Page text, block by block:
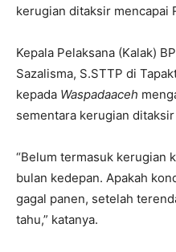
kerugian ditaksir mencapai
Kepala Pelaksana (Kalak)
Sazalisma, S.STTP di
kepada Waspadaaceh
sementara kerugian
“Belum termasuk kerugian
bulan kedepan. Apakah
gagal panen, setelah
tahu,” katanya.